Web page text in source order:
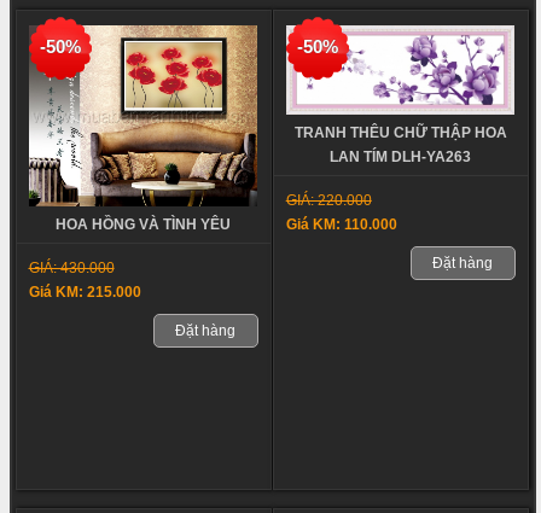
-50%
HOA HỒNG VÀ TÌNH YÊU
GIÁ: 430.000
Giá KM: 215.000
Đặt hàng
-50%
TRANH THÊU CHỮ THẬP HOA
LAN TÍM DLH-YA263
GIÁ: 220.000
Giá KM: 110.000
Đặt hàng